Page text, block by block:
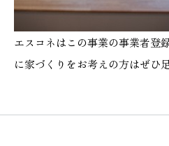
エスコネはこの事業の事業者登
に家づくりをお考えの方はぜひ